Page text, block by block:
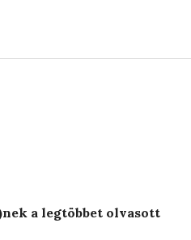
a legtöbbet olvasott